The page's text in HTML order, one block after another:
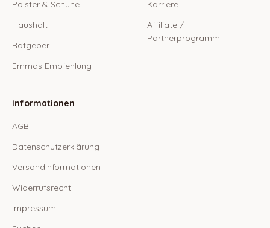
Polster & Schuhe
Haushalt
Ratgeber
Emmas Empfehlung
Karriere
Affiliate /
Partnerprogramm
Informationen
AGB
Datenschutzerklärung
Versandinformationen
Widerrufsrecht
Impressum